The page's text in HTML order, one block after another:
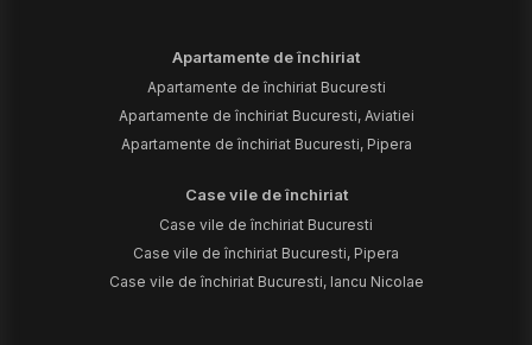
Apartamente de închiriat
Apartamente de închiriat Bucuresti
Apartamente de închiriat Bucuresti, Aviatiei
Apartamente de închiriat Bucuresti, Pipera
Case vile de închiriat
Case vile de închiriat Bucuresti
Case vile de închiriat Bucuresti, Pipera
Case vile de închiriat Bucuresti, Iancu Nicolae